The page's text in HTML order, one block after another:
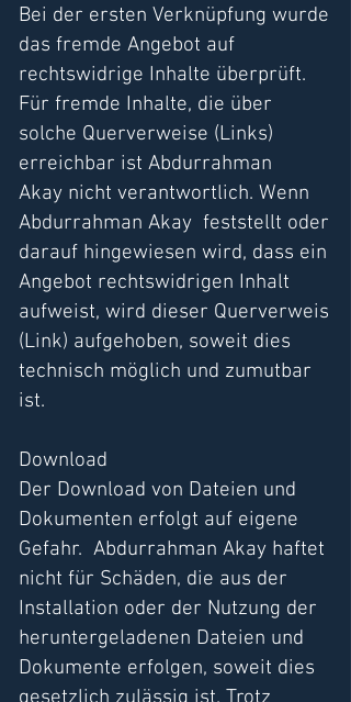
Bei der ersten Verknüpfung wurde
das fremde Angebot auf
rechtswidrige Inhalte überprüft.
Für fremde Inhalte, die über
solche Querverweise (Links)
erreichbar ist Abdurrahman
Akay nicht verantwortlich. Wenn
Abdurrahman Akay feststellt oder
darauf hingewiesen wird, dass ein
Angebot rechtswidrigen Inhalt
aufweist, wird dieser Querverweis
(Link) aufgehoben, soweit dies
technisch möglich und zumutbar
ist.
Download
Der Download von Dateien und
Dokumenten erfolgt auf eigene
Gefahr. Abdurrahman Akay haftet
nicht für Schäden, die aus der
Installation oder der Nutzung der
heruntergeladenen Dateien und
Dokumente erfolgen, soweit dies